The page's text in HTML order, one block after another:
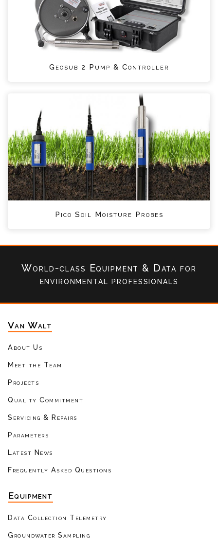
Geosub 2 Pump & Controller
Pico Soil Moisture Probes
World-class Equipment & Datafor
environmental professionals
Van Walt
About Us
Meet the Team
Projects
Quality Commitment
Servicing & Repairs
Parameters
Latest News
Frequently Asked Questions
Equipment
Data Collection Telemetry
Groundwater Sampling